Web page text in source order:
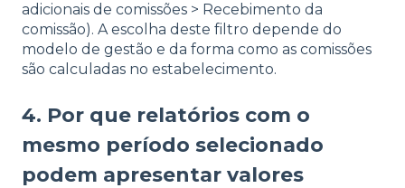
adicionais de comissões > Recebimento da
comissão). A escolha deste filtro depende do
modelo de gestão e da forma como as comissões
são calculadas no estabelecimento.
4. Por que relatórios com o
mesmo período selecionado
podem apresentar valores